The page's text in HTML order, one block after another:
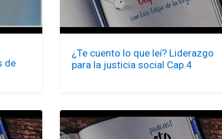
de
¿Te cuento lo que leí? Liderazgo
para la justicia social Cap.4